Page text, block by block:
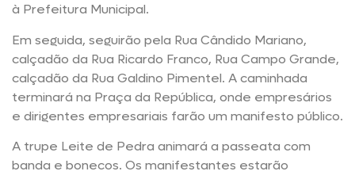
à Prefeitura Municipal.
Em seguida, seguirão pela Rua Cândido Mariano,
calçadão da Rua Ricardo Franco, Rua Campo Grande,
calçadão da Rua Galdino Pimentel. A caminhada
terminará na Praça da República, onde empresários
e dirigentes empresariais farão um manifesto público.
A trupe Leite de Pedra animará a passeata com
banda e bonecos. Os manifestantes estarão